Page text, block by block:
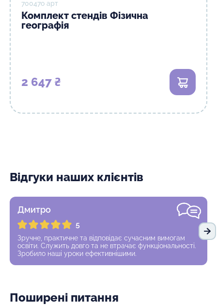
70047о арт
Комплект стендів Фізична
географія
2 647 ₴ В кошик
Відгуки наших клієнтів
Дмитро
5
Зручне, практичне та відповідає сучасним вимогам
освіти. Служить довго та не втрачає функціональності.
Зробило наші уроки ефективнішими.
Поширені питання